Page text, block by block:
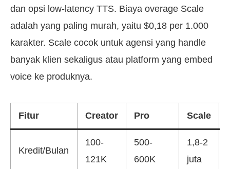
dan opsi low-latency TTS. Biaya overage Scale
adalah yang paling murah, yaitu $0,18 per 1.000
karakter. Scale cocok untuk agensi yang handle
banyak klien sekaligus atau platform yang embed
voice ke produknya.
Fitur Creator Pro Scale
Kredit/Bulan
100-
121K
500-
600K
1,8-2
juta